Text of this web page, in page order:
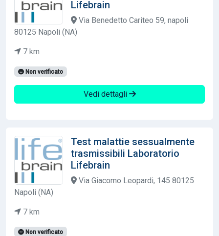
Lifebrain
Via Benedetto Cariteo 59, napoli
80125 Napoli (NA)
7 km
Non verificato
Vedi dettagli
Test malattie sessualmente
trasmissibili Laboratorio
Lifebrain
Via Giacomo Leopardi, 145 80125
Napoli (NA)
7 km
Non verificato